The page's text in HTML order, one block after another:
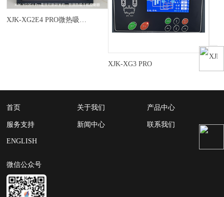
XJK-XG2E4 PRO微热吸干机控制器
XJK-XG3 PRO
首页 关于我们 产品中心
服务支持 新闻中心 联系我们
ENGLISH
微信公众号